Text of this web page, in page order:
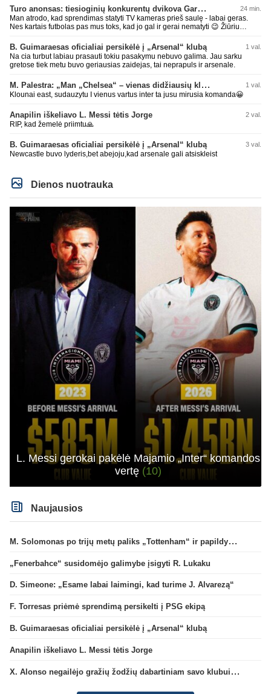
Turo anonsas: tiesioginių konkurentų dvikova Gargžduose 24 min.
Man atrodo, kad sprendimas statyti TV kameras prieš saulę - labai geras.
Nes kartais futbolas pas mus toks, kad jo gal ir gerai nematyti 😉 Žiūriu
kaip alaus butelys, kurį ką tik išmaukiau. Linkėjimai Tadui (slapyvardžiu „apie
nieką“), kuris kiek girdėjau, įpūtė akis varvinančių transliacijų dvasią 😀
B. Guimaraesas oficialiai persikėlė į „Arsenal“ klubą 1 val.
Na cia turbut labiau prasauti tokiu pasakymu nebuvo galima. Jau sarku
gretose tiek metu buvo geriausias zaidejas, tai neprapuls ir arsenale.
M. Palestra: „Man „Chelsea“ – vienas didžiausių klubų futbole“ 1 val.
Klounai east, sudauzytu I vienus vartus inter ta jusu mirusia komanda😀
Anapilin iškeliavo L. Messi tėtis Jorge 2 val.
RIP, kad žemelė priimtu🙏
B. Guimaraesas oficialiai persikėlė į „Arsenal“ klubą 3 val.
Newcastle buvo lyderis,bet abejoju,kad arsenale gali atsiskleist
Dienos nuotrauka
L. Messi gerokai pakėlė Majamio „Inter“ komandos
vertę (10)
Naujausios
M. Solomonas po trijų metų paliks „Tottenham“ ir papildys „West Ham“ klubą
„Fenerbahce“ susidomėjo galimybe įsigyti R. Lukaku
D. Simeone: „Esame labai laimingi, kad turime J. Alvarezą“
F. Torresas priėmė sprendimą persikelti į PSG ekipą
B. Guimaraesas oficialiai persikėlė į „Arsenal“ klubą
Anapilin iškeliavo L. Messi tėtis Jorge
X. Alonso negailėjo gražių žodžių dabartiniam savo klubui „Chelsea“